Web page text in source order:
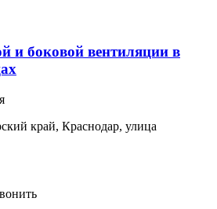
и боковой вентиляции в
край, Краснодар, улица